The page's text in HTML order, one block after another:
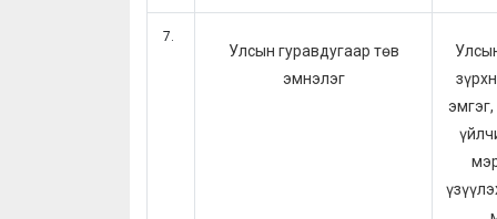
Улсын гуравдугаар төв
эмнэлэг